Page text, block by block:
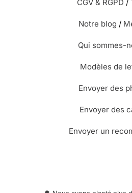
CGV & RGPD /
Notre blog /
Qui sommes-
Modèles de
Envoyer des
Envoyer des
Envoyer un